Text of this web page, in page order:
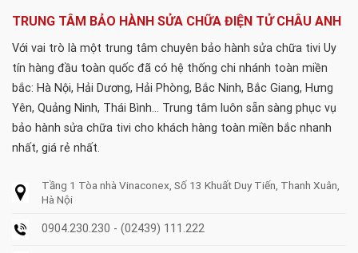
TRUNG TÂM BẢO HÀNH SỬA CHỮA ĐIỆN TỬ CHÂU ANH
Với vai trò là một trung tâm chuyên bảo hành sửa chữa tivi Uy
tín hàng đầu toàn quốc đã có hệ thống chi nhánh toàn miền
bắc: Hà Nội, Hải Dương, Hải Phòng, Bắc Ninh, Bắc Giang, Hưng
Yên, Quảng Ninh, Thái Bình... Trung tâm luôn sẵn sàng phục vụ
bảo hành sửa chữa tivi cho khách hàng toàn miền bắc nhanh
nhất, giá rẻ nhất.
Tầng 1 Tòa nhà Vinaconex, Số 13 Khuất Duy Tiến, Thanh Xuân,
Hà Nội
0904.230.230 - (02439) 111.222